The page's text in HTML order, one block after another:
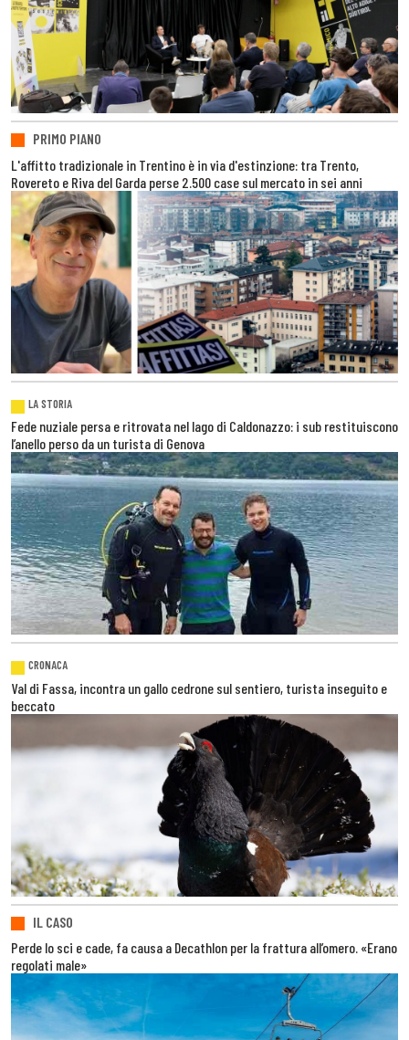
PRIMO PIANO
L'affitto tradizionale in Trentino è in via d'estinzione: tra Trento,
Rovereto e Riva del Garda perse 2.500 case sul mercato in sei anni
LA STORIA
Fede nuziale persa e ritrovata nel lago di Caldonazzo: i sub restituiscono
l’anello perso da un turista di Genova
CRONACA
Val di Fassa, incontra un gallo cedrone sul sentiero, turista inseguito e
beccato
IL CASO
Perde lo sci e cade, fa causa a Decathlon per la frattura all’omero. «Erano
regolati male»